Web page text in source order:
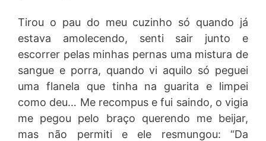
Tirou o pau do meu cuzinho só quando já
estava amolecendo, senti sair junto e
escorrer pelas minhas pernas uma mistura de
sangue e porra, quando vi aquilo só peguei
uma flanela que tinha na guarita e limpei
como deu… Me recompus e fui saindo, o vigia
me pegou pelo braço querendo me beijar,
mas não permiti e ele resmungou: “Da